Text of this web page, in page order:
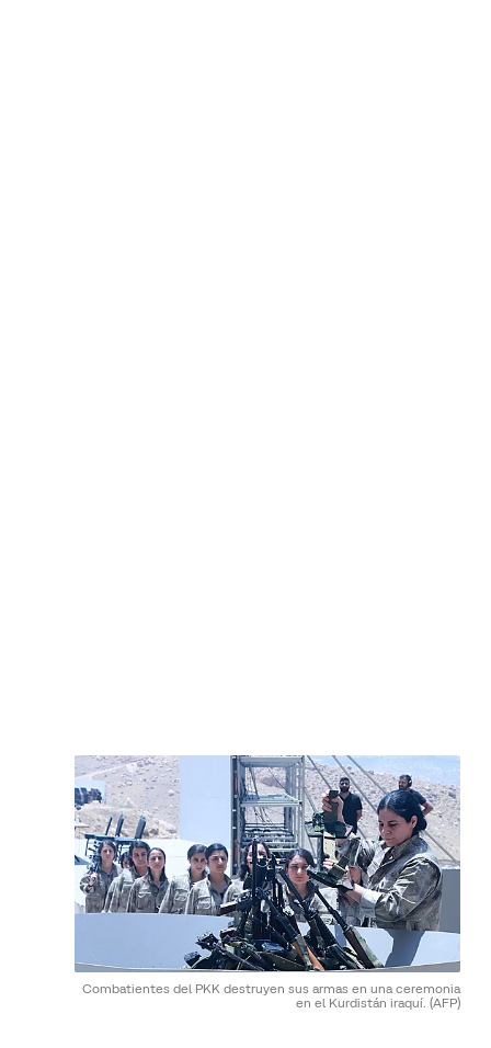
Combatientes del PKK destruyen sus armas en una ceremonia
en el Kurdistán iraquí. (AFP)